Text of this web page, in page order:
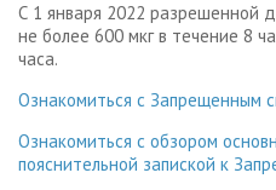
С 1 января 2022 разрешенной
не более 600 мкг в течение 8
часа.
Ознакомиться с Запрещенным
Ознакомиться с обзором
пояснительной запиской к